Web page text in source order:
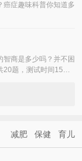
癌症趣味科普你知道多
智商是多少吗？并不困
20题，测试时间15分
育儿
保健
减肥